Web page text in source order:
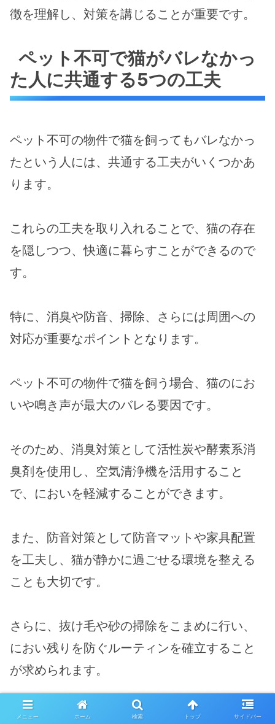
徴を理解し、対策を講じることが重要です。
ペット不可で猫がバレなかっ
た人に共通する5つの工夫
ペット不可の物件で猫を飼ってもバレなかっ
たという人には、共通する工夫がいくつかあ
ります。
これらの工夫を取り入れることで、猫の存在
を隠しつつ、快適に暮らすことができるので
す。
特に、消臭や防音、掃除、さらには周囲への
対応が重要なポイントとなります。
ペット不可の物件で猫を飼う場合、猫のにお
いや鳴き声が最大のバレる要因です。
そのため、消臭対策として活性炭や酵素系消
臭剤を使用し、空気清浄機を活用すること
で、においを軽減することができます。
また、防音対策として防音マットや家具配置
を工夫し、猫が静かに過ごせる環境を整える
ことも大切です。
さらに、抜け毛や砂の掃除をこまめに行い、
におい残りを防ぐルーティンを確立すること
が求められます。
例えば、鳴かない猫種や成猫を選ぶことで、
メニュー ホーム 検索 トップ サイドバー